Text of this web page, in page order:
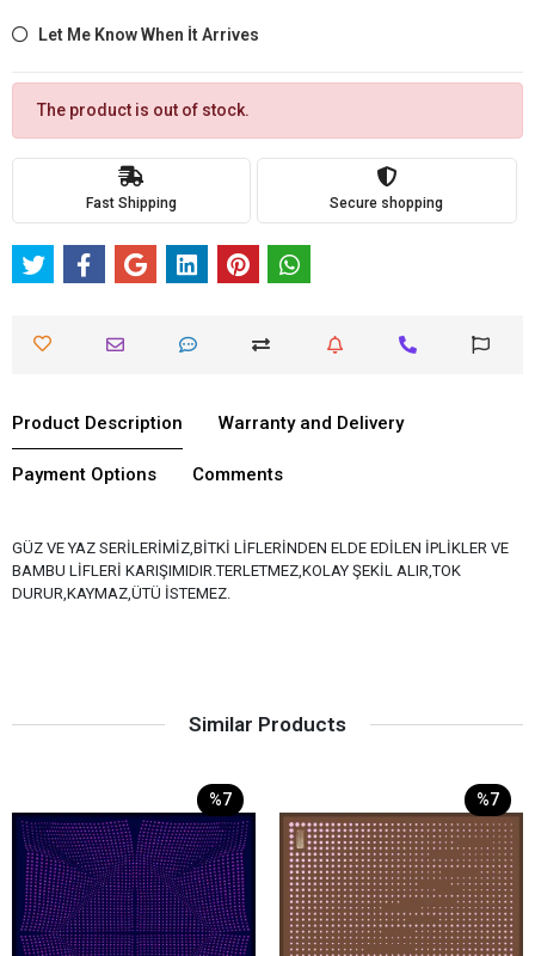
Let Me Know When İt Arrives
The product is out of stock.
Fast Shipping Secure shopping
Product Description Warranty and Delivery
Payment Options Comments
GÜZ VE YAZ SERİLERİMİZ,BİTKİ LİFLERİNDEN ELDE EDİLEN İPLİKLER VE
BAMBU LİFLERİ KARIŞIMIDIR.TERLETMEZ,KOLAY ŞEKİL ALIR,TOK
DURUR,KAYMAZ,ÜTÜ İSTEMEZ.
Similar Products
%7 %7